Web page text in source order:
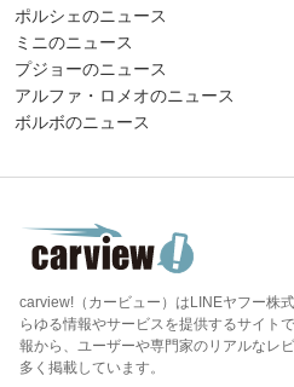
ポルシェのニュース
ミニのニュース
プジョーのニュース
アルファ・ロメオのニュース
ボルボのニュース
carview!（カービュー）はLINEヤフー株
らゆる情報やサービスを提供するサイト
報から、ユーザーや専門家のリアルなレ
多く掲載しています。